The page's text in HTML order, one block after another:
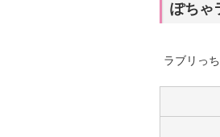
ぽちゃ
ラブリっ